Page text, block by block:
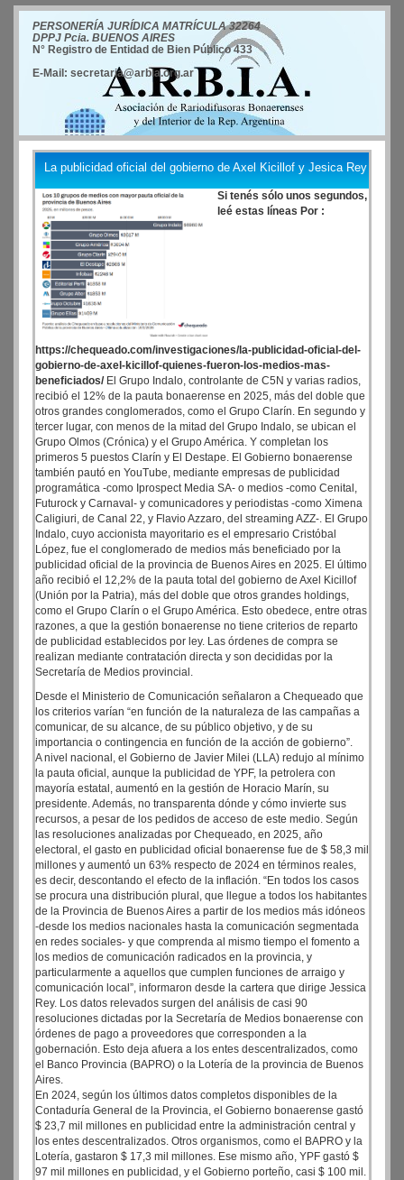
PERSONERÍA JURÍDICA MATRÍCULA 32264
DPPJ Pcia. BUENOS AIRES
N° Registro de Entidad de Bien Público 433
E-Mail: secretaria@arbia.org.ar
La publicidad oficial del gobierno de Axel Kicillof y Jesica Rey
Si tenés sólo unos segundos,
leé estas líneas Por :
https://chequeado.com/investigaciones/la-publicidad-oficial-del-
gobierno-de-axel-kicillof-quienes-fueron-los-medios-mas-
beneficiados/ El Grupo Indalo, controlante de C5N y varias radios,
recibió el 12% de la pauta bonaerense en 2025, más del doble que
otros grandes conglomerados, como el Grupo Clarín. En segundo y
tercer lugar, con menos de la mitad del Grupo Indalo, se ubican el
Grupo Olmos (Crónica) y el Grupo América. Y completan los
primeros 5 puestos Clarín y El Destape. El Gobierno bonaerense
también pautó en YouTube, mediante empresas de publicidad
programática -como Iprospect Media SA- o medios -como Cenital,
Futurock y Carnaval- y comunicadores y periodistas -como Ximena
Caligiuri, de Canal 22, y Flavio Azzaro, del streaming AZZ-. El Grupo
Indalo, cuyo accionista mayoritario es el empresario Cristóbal
López, fue el conglomerado de medios más beneficiado por la
publicidad oficial de la provincia de Buenos Aires en 2025. El último
año recibió el 12,2% de la pauta total del gobierno de Axel Kicillof
(Unión por la Patria), más del doble que otros grandes holdings,
como el Grupo Clarín o el Grupo América. Esto obedece, entre otras
razones, a que la gestión bonaerense no tiene criterios de reparto
de publicidad establecidos por ley. Las órdenes de compra se
realizan mediante contratación directa y son decididas por la
Secretaría de Medios provincial.
Desde el Ministerio de Comunicación señalaron a Chequeado que
los criterios varían “en función de la naturaleza de las campañas a
comunicar, de su alcance, de su público objetivo, y de su
importancia o contingencia en función de la acción de gobierno”.
A nivel nacional, el Gobierno de Javier Milei (LLA) redujo al mínimo
la pauta oficial, aunque la publicidad de YPF, la petrolera con
mayoría estatal, aumentó en la gestión de Horacio Marín, su
presidente. Además, no transparenta dónde y cómo invierte sus
recursos, a pesar de los pedidos de acceso de este medio. Según
las resoluciones analizadas por Chequeado, en 2025, año
electoral, el gasto en publicidad oficial bonaerense fue de $ 58,3 mil
millones y aumentó un 63% respecto de 2024 en términos reales,
es decir, descontando el efecto de la inflación. “En todos los casos
se procura una distribución plural, que llegue a todos los habitantes
de la Provincia de Buenos Aires a partir de los medios más idóneos
-desde los medios nacionales hasta la comunicación segmentada
en redes sociales- y que comprenda al mismo tiempo el fomento a
los medios de comunicación radicados en la provincia, y
particularmente a aquellos que cumplen funciones de arraigo y
comunicación local”, informaron desde la cartera que dirige Jessica
Rey. Los datos relevados surgen del análisis de casi 90
resoluciones dictadas por la Secretaría de Medios bonaerense con
órdenes de pago a proveedores que corresponden a la
gobernación. Esto deja afuera a los entes descentralizados, como
el Banco Provincia (BAPRO) o la Lotería de la provincia de Buenos
Aires.
En 2024, según los últimos datos completos disponibles de la
Contaduría General de la Provincia, el Gobierno bonaerense gastó
$ 23,7 mil millones en publicidad entre la administración central y
los entes descentralizados. Otros organismos, como el BAPRO y la
Lotería, gastaron $ 17,3 mil millones. Ese mismo año, YPF gastó $
97 mil millones en publicidad, y el Gobierno porteño, casi $ 100 mil.